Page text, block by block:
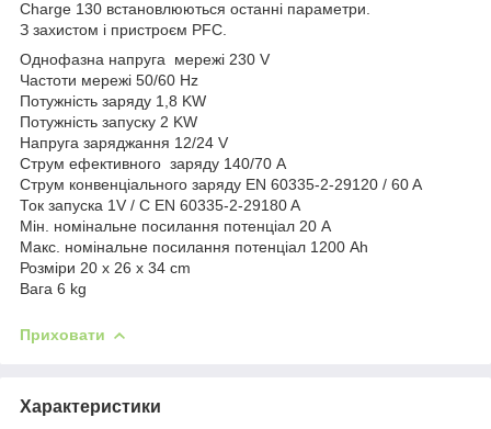
Charge 130 встановлюються останні параметри.
З захистом і пристроєм PFC.
Однофазна напруга мережі 230 V
Частоти мережі 50/60 Hz
Потужність заряду 1,8 KW
Потужність запуску 2 KW
Напруга заряджання 12/24 V
Струм ефективного заряду 140/70 A
Струм конвенціального заряду EN 60335-2-29120 / 60 A
Ток запуска 1V / C EN 60335-2-29180 A
Мін. номінальне посилання потенціал 20 A
Макс. номінальне посилання потенціал 1200 Ah
Розміри 20 x 26 x 34 cm
Вага 6 kg
Приховати
Характеристики